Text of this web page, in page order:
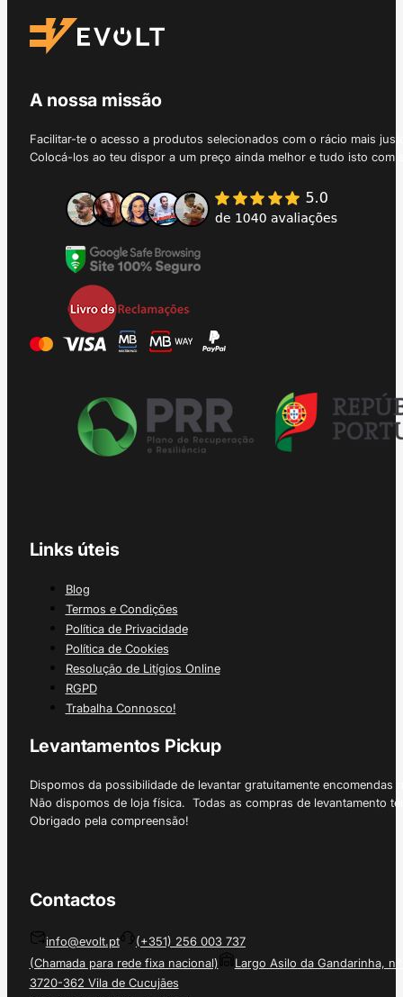
A nossa missão
Facilitar-te o acesso a produtos selecionados com o rácio mais
Colocá-los ao teu dispor a um preço ainda melhor e tudo isto
Links úteis
Blog
Termos e Condições
Política de Privacidade
Política de Cookies
Resolução de Litígios Online
RGPD
Trabalha Connosco!
Levantamentos Pickup
Dispomos da possibilidade de levantar gratuitamente
Não dispomos de loja física. Todas as compras de levantamento
Obrigado pela compreensão!
Contactos
info@evolt.pt
(+351) 256 003 737
(Chamada para rede fixa nacional)
Largo Asilo da Gandarinha, nº
3720-362 Vila de Cucujães